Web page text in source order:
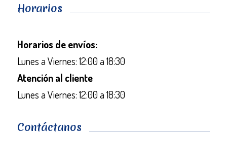
Horarios
Horarios de envíos:
Lunes a Viernes: 12:00 a 18:30
Atención al cliente
Lunes a Viernes: 12:00 a 18:30
Contáctanos